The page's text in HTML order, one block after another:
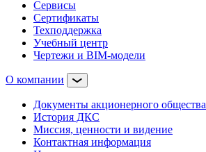
Сервисы
Сертификаты
Техподдержка
Учебный центр
Чертежи и BIM-модели
О компании
Документы акционерного общества
История ДКС
Миссия, ценности и видение
Контактная информация